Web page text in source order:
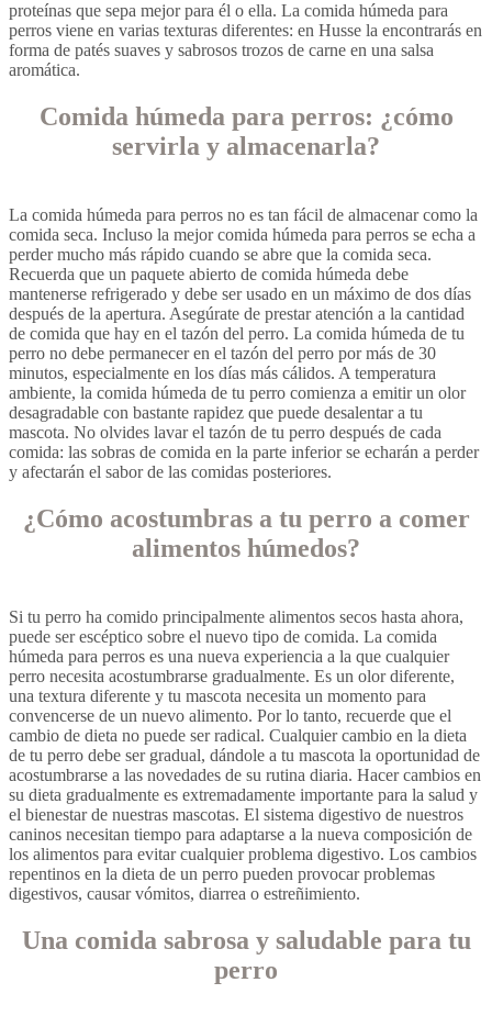
proteínas que sepa mejor para él o ella. La comida húmeda para
perros viene en varias texturas diferentes: en Husse la encontrarás en
forma de patés suaves y sabrosos trozos de carne en una salsa
aromática.
Comida húmeda para perros: ¿cómo
servirla y almacenarla?
La comida húmeda para perros no es tan fácil de almacenar como la
comida seca. Incluso la mejor comida húmeda para perros se echa a
perder mucho más rápido cuando se abre que la comida seca.
Recuerda que un paquete abierto de comida húmeda debe
mantenerse refrigerado y debe ser usado en un máximo de dos días
después de la apertura. Asegúrate de prestar atención a la cantidad
de comida que hay en el tazón del perro. La comida húmeda de tu
perro no debe permanecer en el tazón del perro por más de 30
minutos, especialmente en los días más cálidos. A temperatura
ambiente, la comida húmeda de tu perro comienza a emitir un olor
desagradable con bastante rapidez que puede desalentar a tu
mascota. No olvides lavar el tazón de tu perro después de cada
comida: las sobras de comida en la parte inferior se echarán a perder
y afectarán el sabor de las comidas posteriores.
¿Cómo acostumbras a tu perro a comer
alimentos húmedos?
Si tu perro ha comido principalmente alimentos secos hasta ahora,
puede ser escéptico sobre el nuevo tipo de comida. La comida
húmeda para perros es una nueva experiencia a la que cualquier
perro necesita acostumbrarse gradualmente. Es un olor diferente,
una textura diferente y tu mascota necesita un momento para
convencerse de un nuevo alimento. Por lo tanto, recuerde que el
cambio de dieta no puede ser radical. Cualquier cambio en la dieta
de tu perro debe ser gradual, dándole a tu mascota la oportunidad de
acostumbrarse a las novedades de su rutina diaria. Hacer cambios en
su dieta gradualmente es extremadamente importante para la salud y
el bienestar de nuestras mascotas. El sistema digestivo de nuestros
caninos necesitan tiempo para adaptarse a la nueva composición de
los alimentos para evitar cualquier problema digestivo. Los cambios
repentinos en la dieta de un perro pueden provocar problemas
digestivos, causar vómitos, diarrea o estreñimiento.
Una comida sabrosa y saludable para tu
perro